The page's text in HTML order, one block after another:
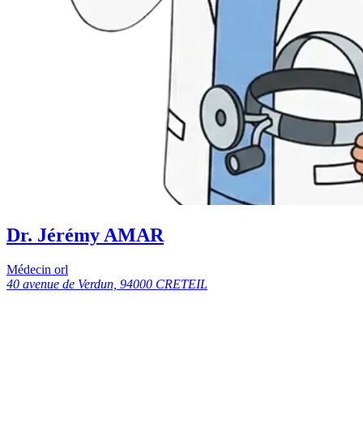
Dr. Jérémy AMAR
Médecin orl
40 avenue de Verdun, 94000 CRETEIL